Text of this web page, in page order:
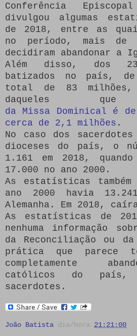
Conferência
divulgou algumas
de 2018, entre as
no período, mais
decidiram abandonar a
Além disso, dos
batizados no país, de
total de 83 milhões,
daqueles
da Missa Dominical é
cerca de 2,1 milhões .
No caso dos sacerdotes
dioceses do país, o
1.161 em 2018,
17.000 no ano 2000.
As estatísticas também
ano 2000 havia
Alemanha. Em 2018,
As estatísticas de
nenhuma informação
da Reconciliação ou da
prática que parece
completamente
católicos do país,
sacerdotes.
João Batista dia/hora 21:21:00